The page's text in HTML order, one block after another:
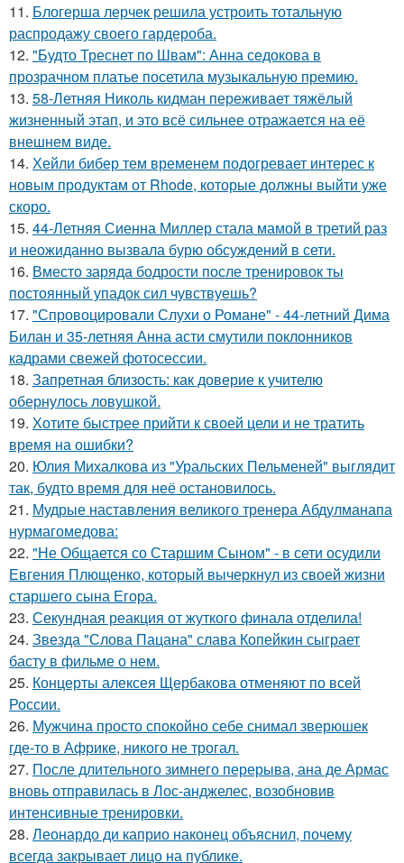
11. Блогерша лерчек решила устроить тотальную
распродажу своего гардероба.
12. "Будто Треснет по Швам": Анна седокова в
прозрачном платье посетила музыкальную премию.
13. 58-Летняя Николь кидман переживает тяжёлый
жизненный этап, и это всё сильнее отражается на её
внешнем виде.
14. Хейли бибер тем временем подогревает интерес к
новым продуктам от Rhode, которые должны выйти уже
скоро.
15. 44-Летняя Сиенна Миллер стала мамой в третий раз
и неожиданно вызвала бурю обсуждений в сети.
16. Вместо заряда бодрости после тренировок ты
постоянный упадок сил чувствуешь?
17. "Спровоцировали Слухи о Романе" - 44-летний Дима
Билан и 35-летняя Анна асти смутили поклонников
кадрами свежей фотосессии.
18. Запретная близость: как доверие к учителю
обернулось ловушкой.
19. Хотите быстрее прийти к своей цели и не тратить
время на ошибки?
20. Юлия Михалкова из "Уральских Пельменей" выглядит
так, будто время для неё остановилось.
21. Мудрые наставления великого тренера Абдулманапа
нурмагомедова:
22. "Не Общается со Старшим Сыном" - в сети осудили
Евгения Плющенко, который вычеркнул из своей жизни
старшего сына Егора.
23. Секундная реакция от жуткого финала отделила!
24. Звезда "Слова Пацана" слава Копейкин сыграет
басту в фильме о нем.
25. Концерты алексея Щербакова отменяют по всей
России.
26. Мужчина просто спокойно себе снимал зверюшек
где-то в Африке, никого не трогал.
27. После длительного зимнего перерыва, ана де Армас
вновь отправилась в Лос-анджелес, возобновив
интенсивные тренировки.
28. Леонардо ди каприо наконец объяснил, почему
всегда закрывает лицо на публике.